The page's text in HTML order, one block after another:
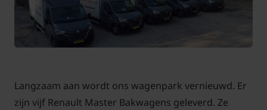
Langzaam aan wordt ons wagenpark vernieuwd. Er
zijn vijf Renault Master Bakwagens geleverd. Ze